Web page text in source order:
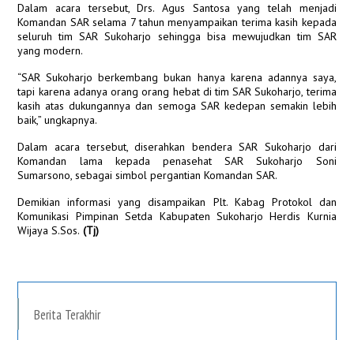
Dalam acara tersebut, Drs. Agus Santosa yang telah menjadi
Komandan SAR selama 7 tahun menyampaikan terima kasih kepada
seluruh tim SAR Sukoharjo sehingga bisa mewujudkan tim SAR
yang modern.
“SAR Sukoharjo berkembang bukan hanya karena adannya saya,
tapi karena adanya orang orang hebat di tim SAR Sukoharjo, terima
kasih atas dukungannya dan semoga SAR kedepan semakin lebih
baik,” ungkapnya.
Dalam acara tersebut, diserahkan bendera SAR Sukoharjo dari
Komandan lama kepada penasehat SAR Sukoharjo Soni
Sumarsono, sebagai simbol pergantian Komandan SAR.
Demikian informasi yang disampaikan Plt. Kabag Protokol dan
Komunikasi Pimpinan Setda Kabupaten Sukoharjo Herdis Kurnia
Wijaya S.Sos. (Tj)
Berita Terakhir